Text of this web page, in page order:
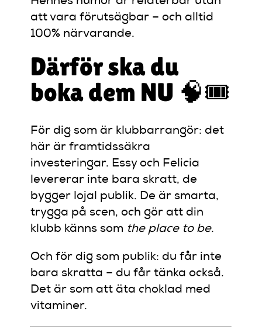
att vara förutsägbar – och alltid
100% närvarande.
Därför ska du
boka dem NU 🧠🎟️
För dig som är klubbarrangör: det
här är framtidssäkra
investeringar. Essy och Felicia
levererar inte bara skratt, de
bygger lojal publik. De är smarta,
trygga på scen, och gör att din
klubb känns som the place to be.
Och för dig som publik: du får inte
bara skratta – du får tänka också.
Det är som att äta choklad med
vitaminer.